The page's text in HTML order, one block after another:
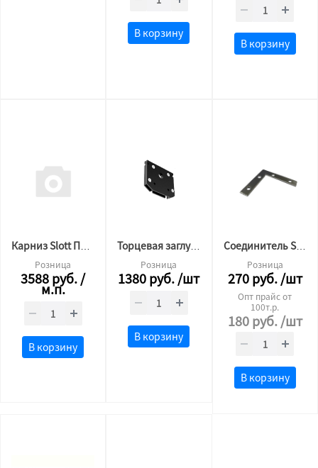
В корзину
В корзину
Карниз Slott Парсек черный
Розница
3588руб./
м.п.
В корзину
Торцевая заглушка для магнитного трека (SLOTT, и другие)
Розница
1380руб./шт
В корзину
Соединитель SLOTT угловой плоский
Розница
270руб./шт
Опт прайс от
100т.р.
180руб./шт
В корзину